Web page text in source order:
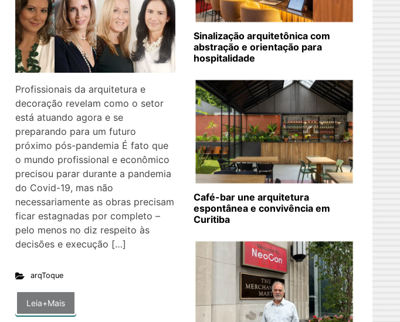
Profissionais da arquitetura e
decoração revelam como o setor
está atuando agora e se
preparando para um futuro
próximo pós-pandemia É fato que
o mundo profissional e econômico
precisou parar durante a pandemia
do Covid-19, mas não
necessariamente as obras precisam
ficar estagnadas por completo –
pelo menos no diz respeito às
decisões e execução […]
arqToque
Leia+Mais
Sinalização arquitetônica com
abstração e orientação para
hospitalidade
Café-bar une arquitetura
espontânea e convivência em
Curitiba